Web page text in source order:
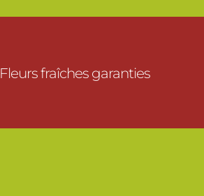
Fleurs fraîches garanties